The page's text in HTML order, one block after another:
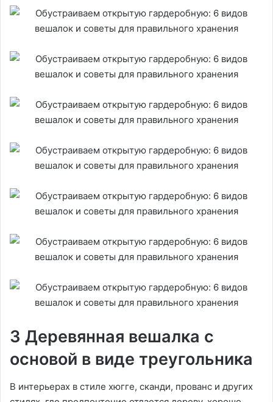
3 Деревянная вешалка с
основой в виде треугольника
В интерьерах в стиле хюгге, сканди, прованс и других